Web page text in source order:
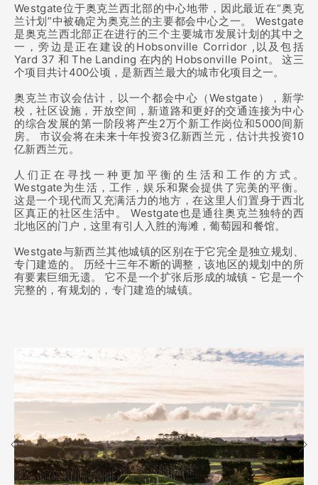
Westgate位于奥克兰西北部的中心地带，因此最近在“奥克
兰计划”中被确定为奥克兰的主要都会中心之一。 Westgate
是奥克兰西北部正在进行的三个主要城市发展计划的其中之
一，旁边是正在建设的Hobsonville Corridor ,以及包括
Yard 37 和 The Landing 在内的 Hobsonville Point。 这三
个项目共计400公顷，是新西兰最大的城市化项目之一。
奥克兰市议会估计，以一个都会中心（Westgate），新学
校，社区设施，开放空间，新道路和更好的交通连接为中心
的综合发展的第一阶段将产生2万个新工作岗位和5000间新
房。 市议会将在未来十年投资3亿新西兰元，估计共投资10
亿新西兰元。
人们正在寻找一种更加平衡的生活和工作的方式。
Westgate为生活，工作，娱乐和聚会提供了完美的平衡。
这是一个现代而又充满活力的地方，在这里人们置身于西北
区真正的社区生活中。 Westgate也是通往奥克兰独特的西
北地区的门户，这里有引人入胜的海滩，葡萄园和餐馆。
Westgate与新西兰其他城镇的区别在于它完全是独立规划、
专门建造的。 历经十三年不断的调整，该地区的规划中的所
有要素巨细无遗。 它不是一个扩张后形成的城镇 - 它是一个
完整的，有规划的，专门建造的城镇。